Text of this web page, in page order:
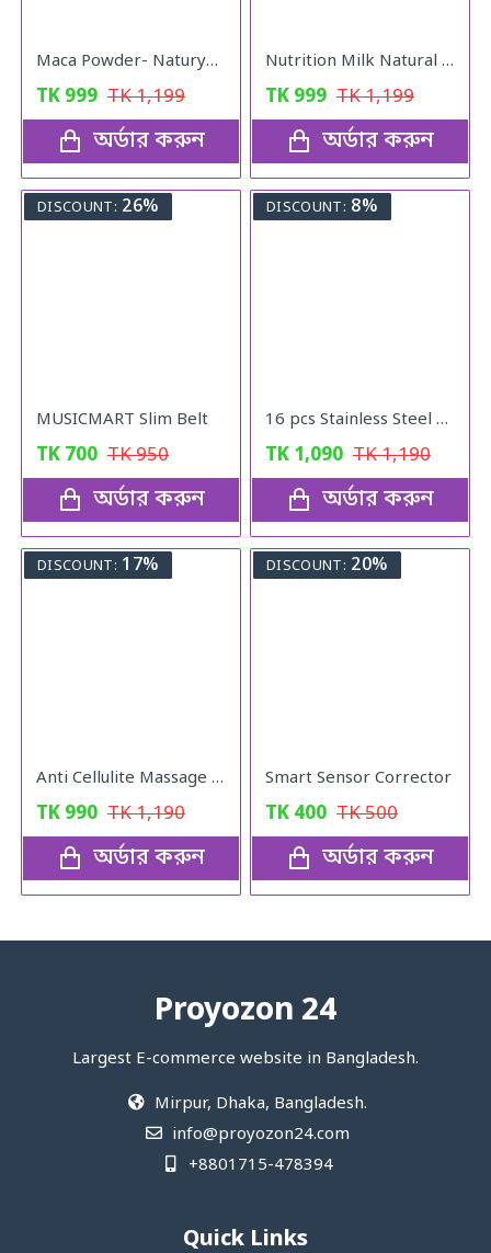
Maca Powder- Naturya Organic
TK 999 TK1,199
অর্ডার করুন
Nutrition Milk Natural Weight Gain Formula
TK 999 TK1,199
অর্ডার করুন
DISCOUNT: 26%
MUSICMART Slim Belt
TK 700 TK950
অর্ডার করুন
DISCOUNT: 8%
16 pcs Stainless Steel Nail Cutter Clipper Tool Box Set For Personal Care Manicure Set
TK 1,090 TK1,190
অর্ডার করুন
DISCOUNT: 17%
Anti Cellulite Massage Oil
TK 990 TK1,190
অর্ডার করুন
DISCOUNT: 20%
Smart Sensor Corrector
TK 400 TK500
অর্ডার করুন
Proyozon 24
Largest E-commerce website in Bangladesh.
Mirpur, Dhaka, Bangladesh.
info@proyozon24.com
+8801715-478394
Quick Links